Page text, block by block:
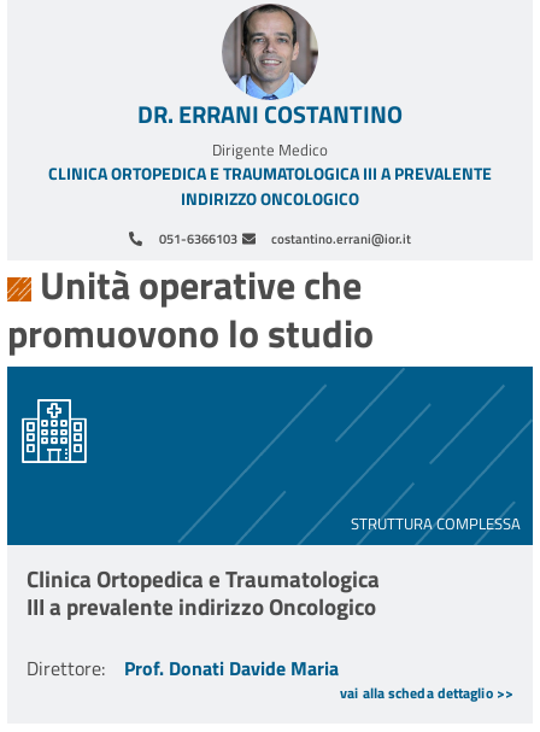
051-6366103 costantino.errani@ior.it
DR. ERRANI COSTANTINO
Dirigente Medico
CLINICA ORTOPEDICA E TRAUMATOLOGICA III A PREVALENTE
INDIRIZZO ONCOLOGICO
Unità operative che
promuovono lo studio
STRUTTURA COMPLESSA
Clinica Ortopedica e Traumatologica
III a prevalente indirizzo Oncologico
Direttore: Prof. Donati Davide Maria
vai alla scheda dettaglio >>